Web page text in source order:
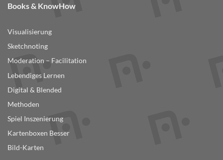
Books & KnowHow
Visualisierung
Sketchnoting
Moderation – Facilitation
Lebendiges Lernen
Digital & Blended
Methoden
Spiel Inszenierung
Kartenboxen Besser
Bild-Karten